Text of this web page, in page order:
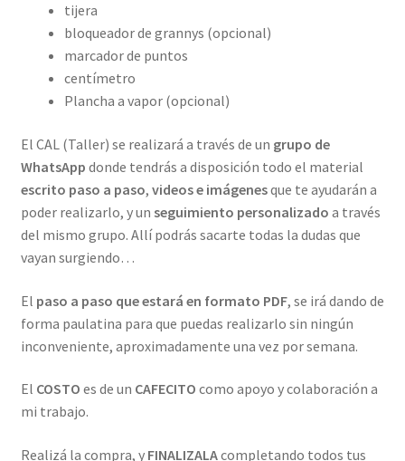
tijera
bloqueador de grannys (opcional)
marcador de puntos
centímetro
Plancha a vapor (opcional)
El CAL (Taller) se realizará a través de un grupo de
WhatsApp donde tendrás a disposición todo el material
escrito paso a paso, videos e imágenesque te ayudarán a
poder realizarlo, y un seguimiento personalizado a través
del mismo grupo. Allí podrás sacarte todas la dudas que
vayan surgiendo…
El paso a paso que estará en formato PDF, se irá dando de
forma paulatina para que puedas realizarlo sin ningún
inconveniente, aproximadamente una vez por semana.
El COSTO es de un CAFECITO como apoyo y colaboración a
mi trabajo.
Realizá la compra, y FINALIZALAcompletando todos tus